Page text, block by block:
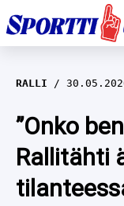
EM-
JÄÄKIEKKO
YLEISURHEILU
WILMA
TALVILAJIT
RALLI
”Onko
Rallitähti